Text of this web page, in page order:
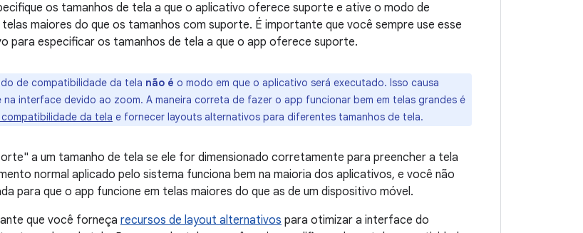
os tamanhos de tela a que o aplicativo oferece suporte e ative o modo de
maiores do que os tamanhos com suporte. É importante que você sempre use esse
para especificar os tamanhos de tela a que o app oferece suporte.
de compatibilidade da tela não é o modo em que o aplicativo será executado. Isso causa
interface devido ao zoom. A maneira correta de fazer o app funcionar bem em telas grandes é
da tela e fornecer layouts alternativos para diferentes tamanhos de tela.
a um tamanho de tela se ele for dimensionado corretamente para preencher a tela
normal aplicado pelo sistema funciona bem na maioria dos aplicativos, e você não
para que o app funcione em telas maiores do que as de um dispositivo móvel.
que você forneça recursos de layout alternativos para otimizar a interface do